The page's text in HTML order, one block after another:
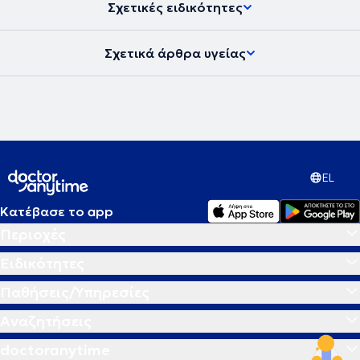
Σχετικές ειδικότητες
Σχετικά άρθρα υγείας
EL
Κατέβασε το app